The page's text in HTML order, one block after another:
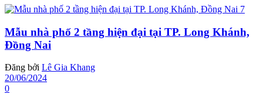
Mẫu nhà phố 2 tầng hiện đại tại TP. Long Khánh,
Đồng Nai
Đăng bởi Lê Gia Khang
20/06/2024
0